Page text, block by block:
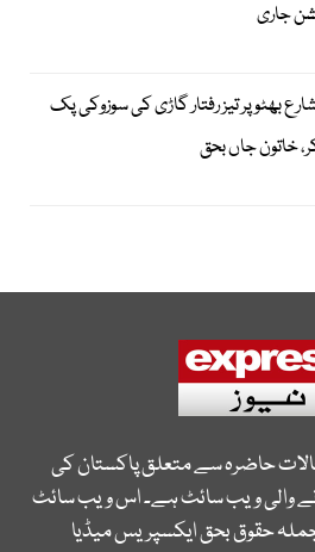
جاری
بھٹو پر تیز رفتار گاڑی کی سوزوکی پک
خاتون جاں بحق
حاضرہ سے متعلق پاکستان کی
والی ویب سائٹ ہے۔ اس ویب سائٹ
حقوق بحق ایکسپریس میڈیا